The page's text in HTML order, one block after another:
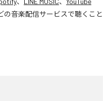
の音楽配信サービスで聴くこと